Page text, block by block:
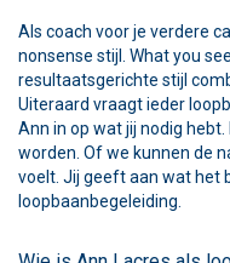
Als coach voor je verdere
nonsense stijl. What you
resultaatsgerichte stijl
Uiteraard vraagt ieder
Ann in op wat jij nodig
worden. Of we kunnen de
voelt. Jij geeft aan wat het
loopbaanbegeleiding.